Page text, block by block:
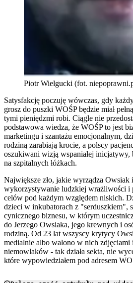
Piotr Wielgucki (fot.
Satysfakcję poczuję wówczas, gdy
grosz do puszki WOŚP będzie miał
tymi pieniędzmi robi. Ciągle nie
podstawowa wiedza, że WOŚP to jest
marketingu i szantażu emocjonalnym,
rodziną zarabiają krocie, a polscy
oszukiwani wizją wspaniałej inicjatywy,
na szpitalnych łóżkach.
Największe zło, jakie wyrządza Owsiak
wykorzystywanie ludzkiej wrażliwości i
celów pod każdym względem niskich.
dzieci w inkubatorach z "serduszkiem",
cynicznego biznesu, w którym
do Jerzego Owsiaka, jego krewnych i
rodziną. Od 23 lat wszyscy krytycy
medialnie albo walono w nich
niemowlaków - tak działa sekta, nie
które wypowiedziałem pod adresem